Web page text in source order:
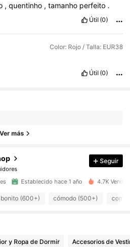
,quentinho ,tamanho perfeito .
Útil (0)
Color: Rojo / Talla: EUR38
Útil (0)
Ver más
1 día
Seguir
Establecido hace 1 año 4.7K
bonito (600+) cómodo (500+) como
y Ropa de Dormir Accesorios de